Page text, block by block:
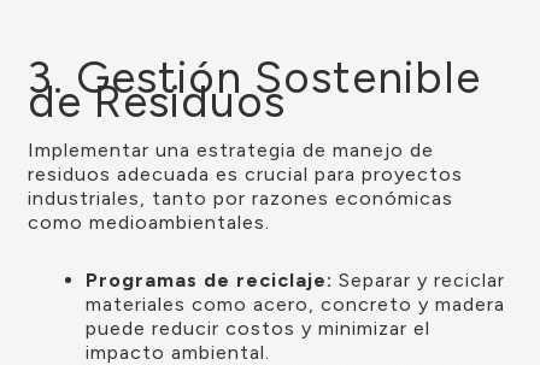
3. Gestión Sostenible
de Residuos
Implementar una estrategia de manejo de
residuos adecuada es crucial para proyectos
industriales, tanto por razones económicas
como medioambientales.
Programas de reciclaje:Separar y reciclar
materiales como acero, concreto y madera
puede reducir costos y minimizar el
impacto ambiental.